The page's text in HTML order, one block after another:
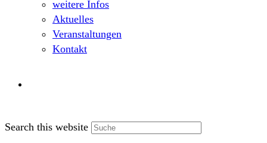
weitere Infos
Aktuelles
Veranstaltungen
Kontakt
Search this website